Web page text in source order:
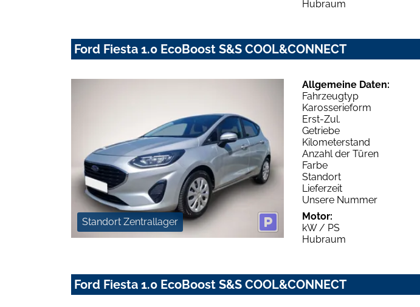
Hubraum
Ford Fiesta 1.0 EcoBoost S&S COOL&CONNECT
Standort Zentrallager
Allgemeine Daten:
Fahrzeugtyp
Karosserieform
Erst-Zul.
Getriebe
Kilometerstand
Anzahl der Türen
Farbe
Standort
Lieferzeit
Unsere Nummer
Motor:
kW / PS
Hubraum
Ford Fiesta 1.0 EcoBoost S&S COOL&CONNECT